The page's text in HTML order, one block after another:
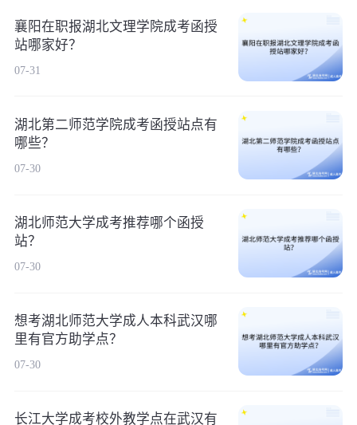
襄阳在职报湖北文理学院成考函授
站哪家好？
07-31
湖北第二师范学院成考函授站点有
哪些？
07-30
湖北师范大学成考推荐哪个函授
站？
07-30
想考湖北师范大学成人本科武汉哪
里有官方助学点？
07-30
长江大学成考校外教学点在武汉有